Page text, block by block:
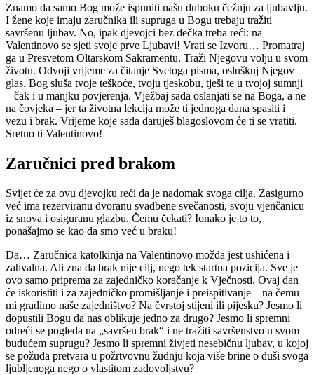
Znamo da samo Bog može ispuniti našu duboku čežnju za ljubavlju.
I žene koje imaju zaručnika ili supruga u Bogu trebaju tražiti
savršenu ljubav. No, ipak djevojci bez dečka treba reći: na
Valentinovo se sjeti svoje prve Ljubavi! Vrati se Izvoru… Promatraj
ga u Presvetom Oltarskom Sakramentu. Traži Njegovu volju u svom
životu. Odvoji vrijeme za čitanje Svetoga pisma, osluškuj Njegov
glas. Bog sluša tvoje teškoće, tvoju tjeskobu, tješi te u tvojoj sumnji
– čak i u manjku povjerenja. Vježbaj sada oslanjati se na Boga, a ne
na čovjeka – jer ta životna lekcija može ti jednoga dana spasiti i
vezu i brak. Vrijeme koje sada daruješ blagoslovom će ti se vratiti.
Sretno ti Valentinovo!
Zaručnici pred brakom
Svijet će za ovu djevojku reći da je nadomak svoga cilja. Zasigurno
već ima rezerviranu dvoranu svadbene svečanosti, svoju vjenčanicu
iz snova i osiguranu glazbu. Čemu čekati? Ionako je to to,
ponašajmo se kao da smo već u braku!
Da… Zaručnica katolkinja na Valentinovo možda jest ushićena i
zahvalna. Ali zna da brak nije cilj, nego tek startna pozicija. Sve je
ovo samo priprema za zajedničko koračanje k Vječnosti. Ovaj dan
će iskoristiti i za zajedničko promišljanje i preispitivanje – na čemu
mi gradimo naše zajedništvo? Na čvrstoj stijeni ili pijesku? Jesmo li
dopustili Bogu da nas oblikuje jedno za drugo? Jesmo li spremni
odreći se pogleda na „savršen brak“ i ne tražiti savršenstvo u svom
budućem suprugu? Jesmo li spremni živjeti nesebičnu ljubav, u kojoj
se požuda pretvara u požrtvovnu žudnju koja više brine o duši svoga
ljubljenoga nego o vlastitom zadovoljstvu?